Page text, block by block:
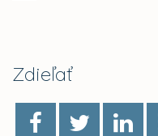
Zdieľať